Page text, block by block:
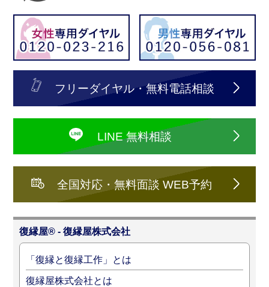
フリーダイヤル・無料電話相談
LINE 無料相談
全国対応・無料面談 WEB予約
復縁屋® - 復縁屋株式会社
「復縁と復縁工作」とは
復縁屋株式会社とは